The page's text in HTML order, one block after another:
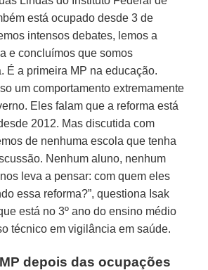
está ocupado desde 3 de
intensos debates, lemos a
e concluímos que somos
É a primeira MP na educação.
um comportamento extremamente
Eles falam que a reforma está
2012. Mas discutida com
de nenhuma escola que tenha
Nenhum aluno, nenhum
leva a pensar: com quem eles
essa reforma?”, questiona Isak
está no 3º ano do ensino médio
técnico em vigilância em saúde.
depois das ocupações